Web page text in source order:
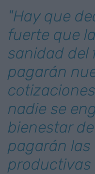
"Hay que
fuerte que
sanidad del
pagarán
nadie se
bienestar
pagarán las
productivas